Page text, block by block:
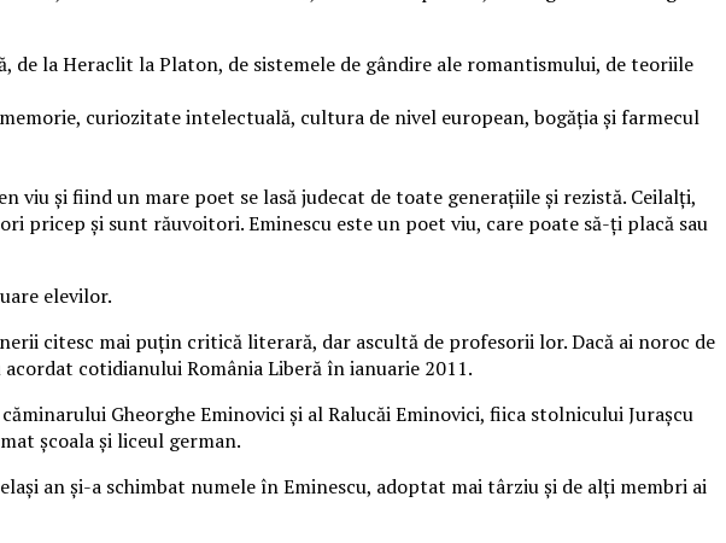
la Heraclit la Platon, de sistemele de gândire ale romantismului, de teoriile
curiozitate intelectuală, cultura de nivel european, bogăţia şi farmecul
şi fiind un mare poet se lasă judecat de toate generaţiile şi rezistă. Ceilalţi,
pricep şi sunt răuvoitori. Eminescu este un poet viu, care poate să-ţi placă sau
elevilor.
citesc mai puţin critică literară, dar ascultă de profesorii lor. Dacă ai noroc de
cotidianului România Liberă în ianuarie 2011.
Gheorghe Eminovici şi al Ralucăi Eminovici, fiica stolnicului Juraşcu
şcoala şi liceul german.
an şi-a schimbat numele în Eminescu, adoptat mai târziu şi de alţi membri ai